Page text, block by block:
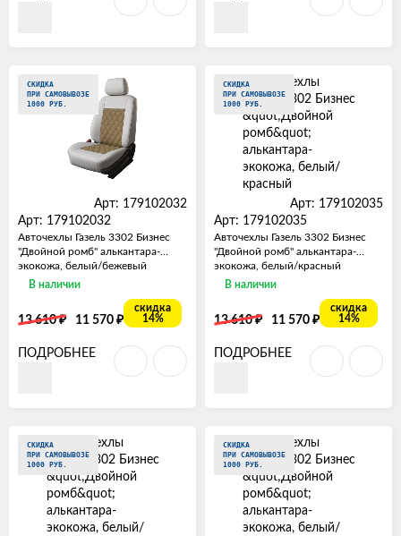
СКИДКА
ПРИ САМОВЫВОЗЕ
1000 РУБ.
Арт: 179102032
Арт: 179102032
Авточехлы Газель 3302 Бизнес
"Двойной ромб" алькантара-
экокожа, белый/бежевый
В наличии
13 610₽ 11 570 ₽
скидка
14%
ПОДРОБНЕЕ
СКИДКА
ПРИ САМОВЫВОЗЕ
1000 РУБ.
Арт: 179102035
Арт: 179102035
Авточехлы Газель 3302 Бизнес
"Двойной ромб" алькантара-
экокожа, белый/красный
В наличии
13 610₽ 11 570 ₽
скидка
14%
ПОДРОБНЕЕ
СКИДКА
ПРИ САМОВЫВОЗЕ
1000 РУБ.
СКИДКА
ПРИ САМОВЫВОЗЕ
1000 РУБ.